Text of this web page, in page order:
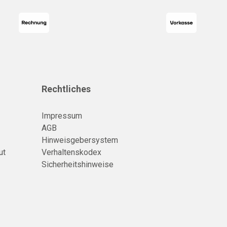
Rechtliches
Impressum
AGB
Hinweisgebersystem
Verhaltenskodex
Sicherheitshinweise